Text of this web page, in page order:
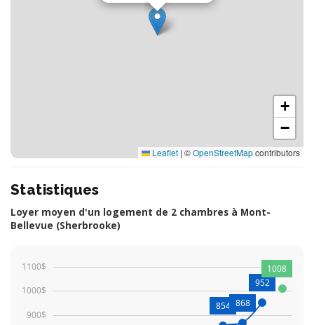
+
−
Leaflet | ©OpenStreetMapcontributors
Statistiques
Loyer moyen d'un logement de 2 chambres à Mont-
Bellevue (Sherbrooke)
900$
1000$
1100$
854 868
952
1008